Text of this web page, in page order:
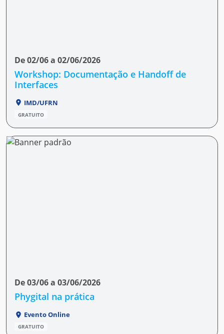
De 02/06 a 02/06/2026
Workshop: Documentação e Handoff de
Interfaces
IMD/UFRN
GRATUITO
De 03/06 a 03/06/2026
​Phygital na prática
Evento Online
GRATUITO